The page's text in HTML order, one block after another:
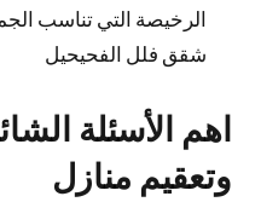
الرخيصة التي تناسب
شقق فلل الفحيحيل
اهم الأسئلة
وتعقيم منازل